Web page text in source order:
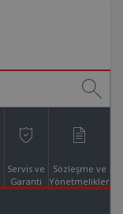
Servis ve
Garanti
Sözleşme ve
Yönetmelikler